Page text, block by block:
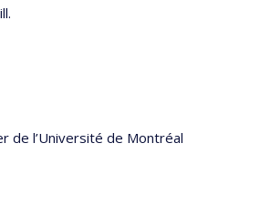
de l’Université de Montréal